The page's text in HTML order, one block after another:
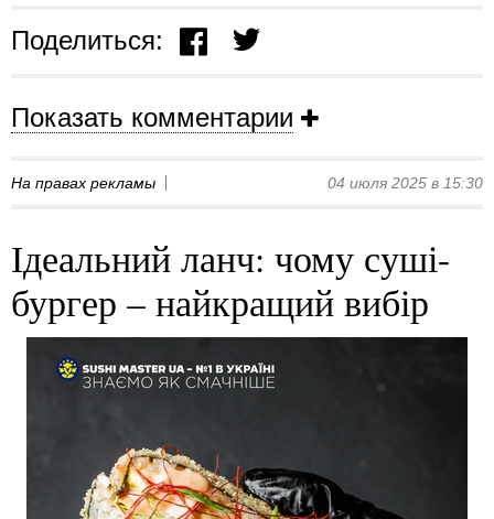
Поделиться:
Показать комментарии
На правах рекламы 04 июля 2025 в 15:30
Ідеальний ланч: чому суші-
бургер – найкращий вибір